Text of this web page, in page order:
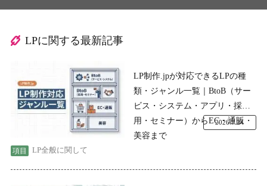
LPに関する最新記事
LP制作.jpが対応できるLPの種
類・ジャンル一覧｜BtoB（サー
ビス・システム・アプリ・採
用・セミナー）からEC・通販・
美容まで
LP全般に関して
2026.7.24